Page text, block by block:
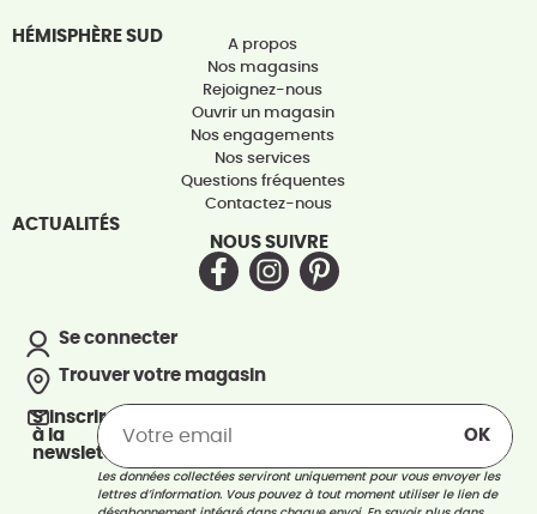
HÉMISPHÈRE SUD
A propos
Nos magasins
Rejoignez-nous
Ouvrir un magasin
Nos engagements
Nos services
Questions fréquentes
Contactez-nous
ACTUALITÉS
NOUS SUIVRE
Se connecter
Trouver votre magasin
S’inscrire
à la
newsletter
Les données collectées serviront uniquement pour vous envoyer les
lettres d’information. Vous pouvez à tout moment utiliser le lien de